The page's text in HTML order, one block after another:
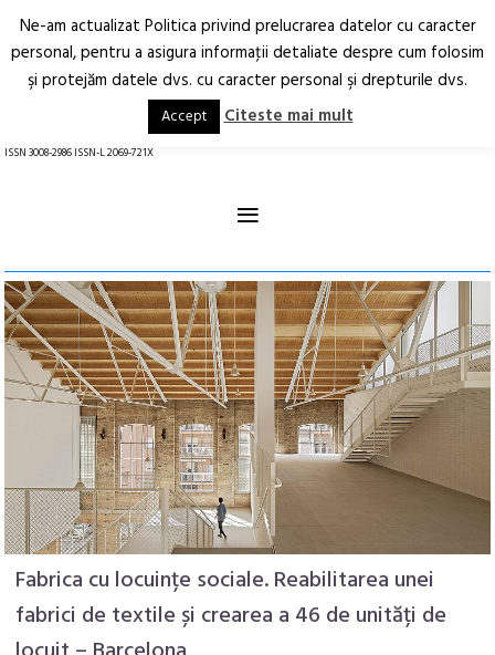
Arhitectură.
Oraș.
RO EN
ISSN 3008-2986 ISSN-L 2069-721X
≡
Fabrica cu locuințe sociale. Reabilitarea unei
fabrici de textile și crearea a 46 de unități de
Ne-am actualizat Politica privind prelucrarea datelor cu caracter
personal, pentru a asigura informaţii detaliate despre cum folosim
şi protejăm datele dvs. cu caracter personal şi drepturile dvs.
Accept Citeste mai mult